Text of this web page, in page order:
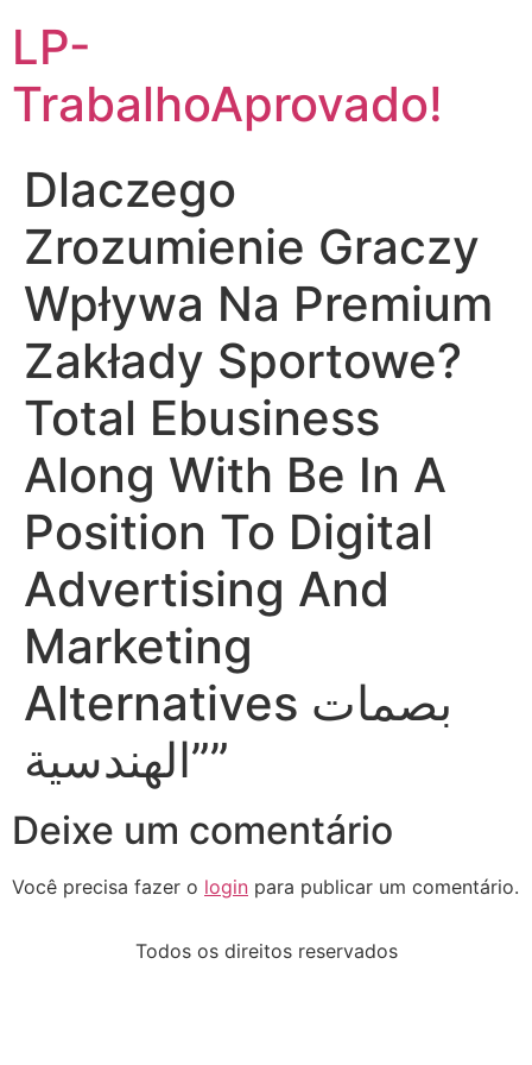
LP-
TrabalhoAprovado!
Dlaczego
Zrozumienie Graczy
Wpływa Na Premium
Zakłady Sportowe?
Total Ebusiness
Along With Be In A
Position To Digital
Advertising And
Marketing
Alternatives بصمات
الهندسية””
Deixe um comentário
Você precisa fazer o login para publicar um comentário.
Todos os direitos reservados